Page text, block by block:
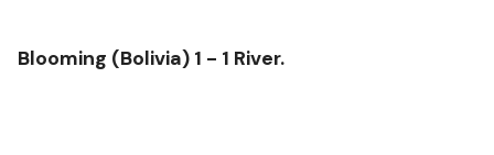
Blooming (Bolivia) 1 - 1 River.